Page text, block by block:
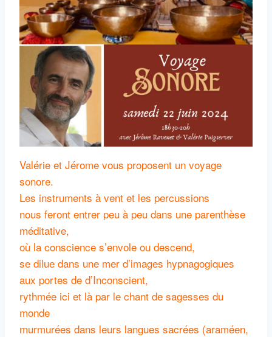
Valérie et Jérome vous proposent un voyage
sonore.
Les instruments à vent et les percussions
nous feront entrer peu à peu dans une parenthèse
méditative,
où la conscience s’envole ou descend,
se dilue dans une mer d’images hypnagogiques
aux portes de d’Inconscient,
rythmée ici et là par le chant de sagesses du
monde
murmurées dans leurs langues sacrées (araméen,